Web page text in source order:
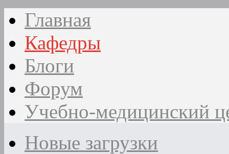
Главная
Кафедры
Блоги
Форум
Учебно-медицинский
Новые загрузки